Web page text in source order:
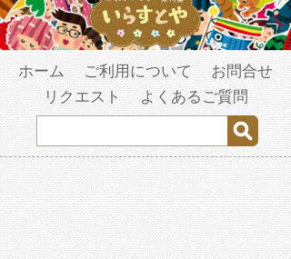
ホーム ご利用について
お問合せ
リクエスト
よくあるご質問